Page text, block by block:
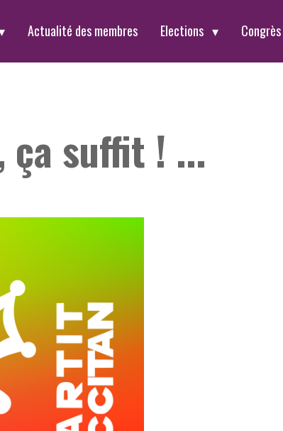
Actualité des membres Elections Congrès
ça suffit ! ...